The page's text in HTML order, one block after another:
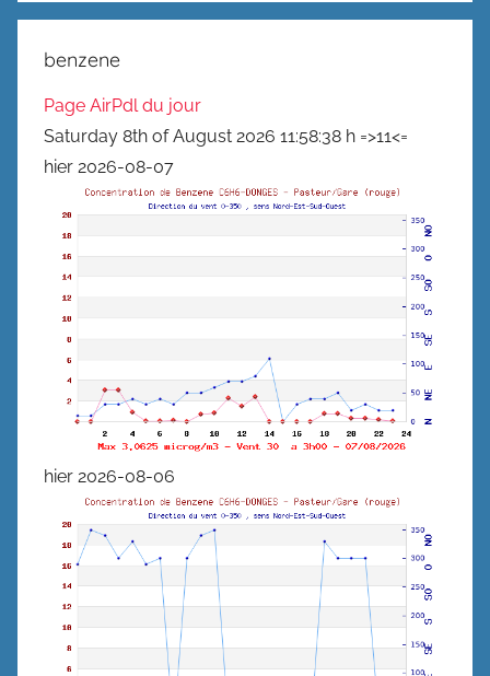
benzene
Page AirPdl du jour
Saturday 8th of August 2026 11:58:38 h =>11<=
hier 2026-08-07
hier 2026-08-06